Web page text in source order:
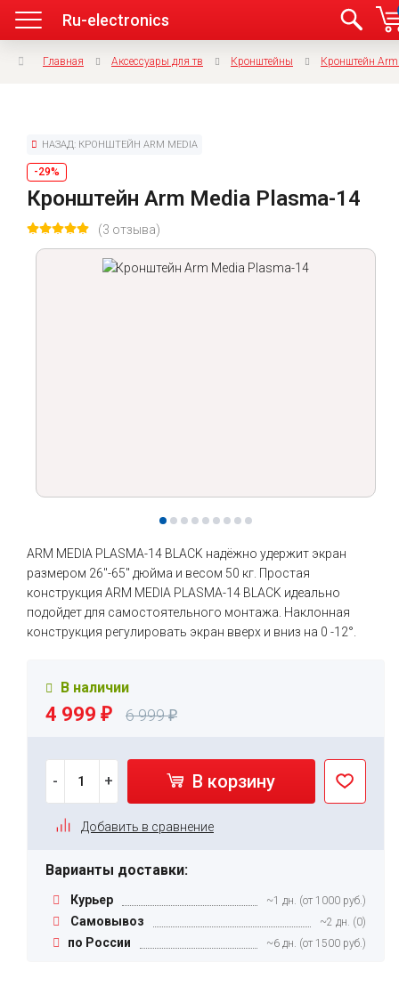
Ru-electronics
Главная Аксессуары для тв Кронштейны Кронштейн
НАЗАД: КРОНШТЕЙН ARM MEDIA
-29%
Кронштейн Arm Media Plasma-14
(3 отзыва)
ARM MEDIA PLASMA-14 BLACK надёжно удержит экран
размером 26"-65" дюйма и весом 50 кг. Простая
конструкция ARM MEDIA PLASMA-14 BLACK идеально
подойдет для самостоятельного монтажа. Наклонная
конструкция регулировать экран вверх и вниз на 0 -12°.
В наличии
4 999 ₽ 6 999₽
- + В корзину
Добавить в сравнение
Варианты доставки:
Курьер ~1 дн. (от 1000 руб.)
Самовывоз ~2 дн. (0)
по России ~6 дн. (от 1500 руб.)